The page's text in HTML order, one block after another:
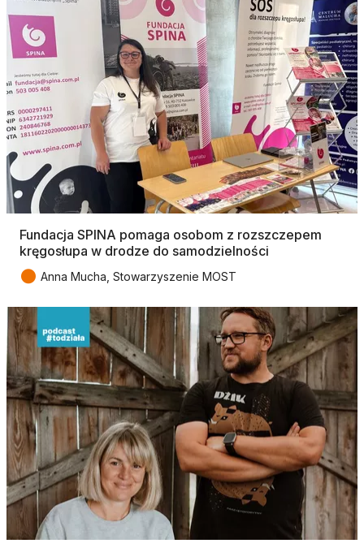
Fundacja SPINA pomaga osobom z rozszczepem
kręgosłupa w drodze do samodzielności
● Anna Mucha, Stowarzyszenie MOST